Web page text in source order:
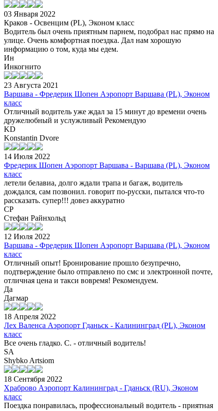
03 Января 2022
Краков - Освенцим (PL), Эконом класс
Водитель был очень приятным парнем, подобрал нас прямо на
улице. Очень комфортная поездка. Дал нам хорошую
информацию о том, куда мы едем.
Ин
Инкогнито
23 Августа 2021
Варшава - Фредерик Шопен Аэропорт Варшава (PL), Эконом
класс
Отличный водитель уже ждал за 15 минут до времени очень
дружелюбный и услужливый Рекомендую
KD
Konstantin Dvore
14 Июля 2022
Фредерик Шопен Аэропорт Варшава - Варшава (PL), Эконом
класс
летели белавиа, долго ждали трапа и багаж, водитель
дождался, сам позвонил. говорит по-русски, пытался что-то
рассказать. супер!!! довез аккуратно
СР
Стефан Райнхольд
12 Июля 2022
Варшава - Фредерик Шопен Аэропорт Варшава (PL), Эконом
класс
Отличный опыт! Бронирование прошло безупречно,
подтверждение было отправлено по смс и электронной почте,
отличная цена и такси вовремя! Рекомендуем.
Да
Дагмар
18 Апреля 2022
Лех Валенса Аэропорт Гданьск - Калининград (PL), Эконом
класс
Все очень гладко. С. - отличный водитель!
SA
Shybko Artsiom
18 Сентября 2022
Храброво Аэропорт Калининград - Гданьск (RU), Эконом
класс
Поездка понравилась, профессиональный водитель - приятная